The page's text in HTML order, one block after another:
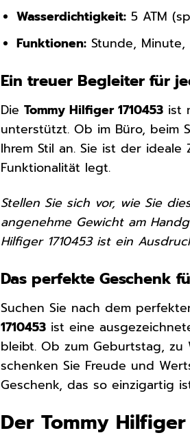
Wasserdichtigkeit: 5 ATM
Funktionen: Stunde, Minute,
Ein treuer Begleiter für
DieTommy Hilfiger 1710453 ist
unterstützt. Ob im Büro, beim
Ihrem Stil an. Sie ist der
Funktionalität legt.
Stellen Sie sich vor, wie Sie
angenehme Gewicht am
Hilfiger 1710453 ist ein
Das perfekte Geschenk
Suchen Sie nach dem
1710453 ist eine
bleibt. Ob zum Geburtstag,
schenken Sie Freude und
Geschenk, das so einzigartig
Der Tommy